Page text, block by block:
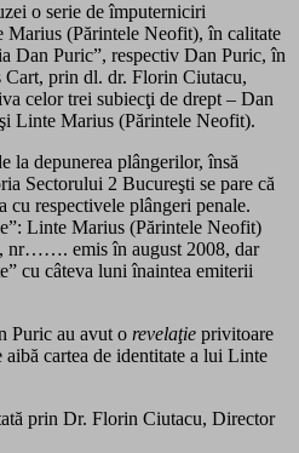
o serie de împuterniciri
Marius (Părintele Neofit), în calitate
Dan Puric”, respectiv Dan Puric, în
Cart, prin dl. dr. Florin Ciutacu,
celor trei subiecţi de drept – Dan
Linte Marius (Părintele Neofit).
la depunerea plângerilor, însă
Sectorului 2 Bucureşti se pare că
respectivele plângeri penale.
Linte Marius (Părintele Neofit)
nr……. emis în august 2008, dar
cu câteva luni înaintea emiterii
Puric au avut o revelaţie privitoare
aibă cartea de identitate a lui Linte
prin Dr. Florin Ciutacu, Director